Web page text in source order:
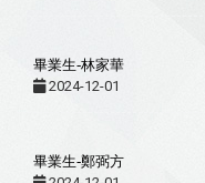
畢業生-林家華
2024-12-01
畢業生-鄭弼方